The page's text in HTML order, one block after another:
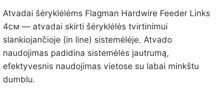
Atvadai šėryklėlėms Flagman Hardwire Feeder Links
4см — atvadai skirti šėryklėlės tvirtinimui
slankiojančioje (in line) sistemėlėje. Atvado
naudojimas padidina sistemėlės jautrumą,
efektyvesnis naudojimas vietose su labai minkštu
dumblu.